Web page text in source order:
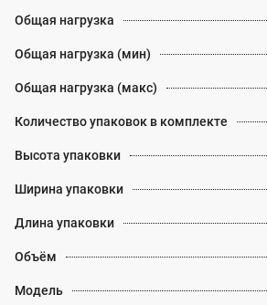
Общая нагрузка
Общая нагрузка (мин)
Общая нагрузка (макс)
Количество упаковок в комплекте
Высота упаковки
Ширина упаковки
Длина упаковки
Объём
Модель